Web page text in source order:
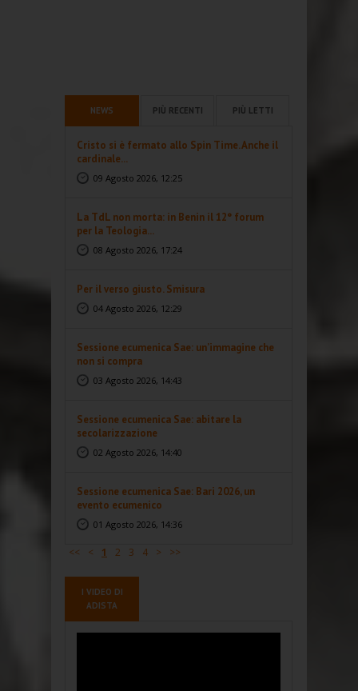
NEWS PIÙ RECENTI PIÙ LETTI
Cristo si è fermato allo Spin Time. Anche il
cardinale...
09 Agosto 2026, 12:25
La TdL non morta: in Benin il 12° forum
per la Teologia...
08 Agosto 2026, 17:24
Per il verso giusto. Smisura
04 Agosto 2026, 12:29
Sessione ecumenica Sae: un’immagine che
non si compra
03 Agosto 2026, 14:43
Sessione ecumenica Sae: abitare la
secolarizzazione
02 Agosto 2026, 14:40
Sessione ecumenica Sae: Bari 2026, un
evento ecumenico
01 Agosto 2026, 14:36
<< < 1 2 3 4 > >>
I VIDEO DI
ADISTA